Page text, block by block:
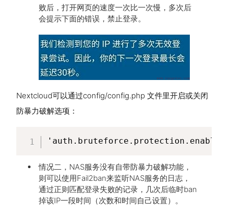
败后，打开网页的速度一次比一次慢，多次后
会提示下面的错误，禁止登录。
Nextcloud可以通过config/config.php 文件里开启或关闭
防暴力破解选项：
情况二，NAS服务没有自带防暴力破解功能，
则可以使用Fail2ban来监听NAS服务的日志，
通过正则匹配登录失败的记录，几次后临时ban
掉该IP一段时间（次数和时间自己设置）。